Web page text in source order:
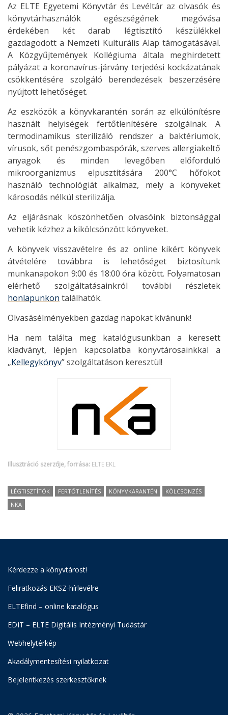
Az ELTE Egyetemi Könyvtár és Levéltár az olvasók és
könyvtárhasználók egészségének megóvása
érdekében két darab légtisztító készülékkel
gazdagodott a Nemzeti Kulturális Alap támogatásával.
A Közgyűjtemények Kollégiuma általa meghirdetett
pályázat a koronavírus-járvány terjedési kockázatának
csökkentésére szolgáló berendezések beszerzésére
nyújtott lehetőséget.
Az eszközök a könyvkarantén során az elkülönítésre
használt helyiségek fertőtlenítésére szolgálnak. A
termodinamikus sterilizáló rendszer a baktériumok,
vírusok, sőt penészgombaspórák, szerves allergiakeltő
anyagok és minden levegőben előforduló
mikroorganizmus elpusztítására 200°C hőfokot
használó technológiát alkalmaz, mely a könyveket
károsodás nélkül sterilizálja.
Az eljárásnak köszönhetően olvasóink biztonsággal
vehetik kézhez a kikölcsönzött könyveket.
A könyvek visszavételre és az online kikért könyvek
átvételére továbbra is lehetőséget biztosítunk
munkanapokon 9:00 és 18:00 óra között. Folyamatosan
elérhető szolgáltatásainkról további részletek
honlapunkon találhatók.
Olvasásélményekben gazdag napokat kívánunk!
Ha nem találta meg katalógusunkban a keresett
kiadványt, lépjen kapcsolatba könyvtárosainkkal a
„Kellegykönyv” szolgáltatáson keresztül!
Illusztráció szerzője, forrása: ELTE EKL
LÉGTISZTÍTÓK FERTŐTLENÍTÉS KÖNYVKARANTÉN
KÖLCSÖNZÉS
NKA
Kérdezze a könyvtárost!
Feliratkozás EKSZ-hírlevélre
ELTEfind – online katalógus
EDIT – ELTE Digitális Intézményi Tudástár
Webhelytérkép
Akadálymentesítési nyilatkozat
Bejelentkezés szerkesztőknek